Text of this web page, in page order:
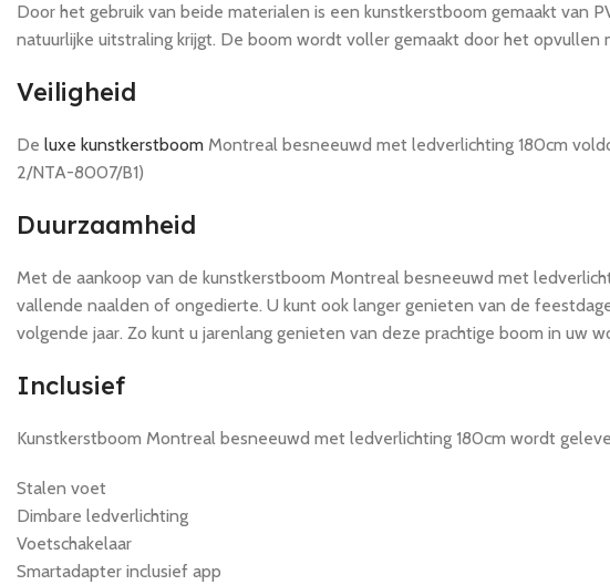
Door het gebruik van beide materialen is een kunstkerstboom gemaakt van
natuurlijke uitstraling krijgt. De boom wordt voller gemaakt door het opvullen
Veiligheid
De luxe kunstkerstboom Montreal besneeuwd met ledverlichting 180cm
2/NTA-8007/B1)
Duurzaamheid
Met de aankoop van de kunstkerstboom Montreal besneeuwd met
vallende naalden of ongedierte. U kunt ook langer genieten van de
volgende jaar. Zo kunt u jarenlang genieten van deze prachtige boom in uw
Inclusief
Kunstkerstboom Montreal besneeuwd met ledverlichting 180cm wordt
Stalen voet
Dimbare ledverlichting
Voetschakelaar
Smartadapter inclusief app